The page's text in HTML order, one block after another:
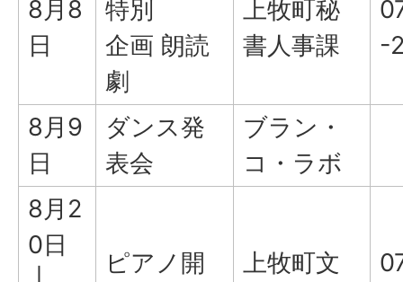
8月8
日
特別
企画 朗読
劇
上牧町秘
書人事課
-
8月9
日
ダンス発
表会
ブラン・
コ・ラボ
8月2
0日
ピアノ開
上牧町文